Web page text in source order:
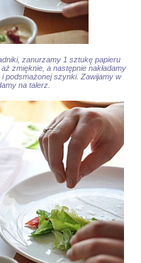
zanurzamy 1 sztukę papieru
zmięknie, a następnie nakładamy
i podsmażonej szynki. Zawijamy w
na talerz.